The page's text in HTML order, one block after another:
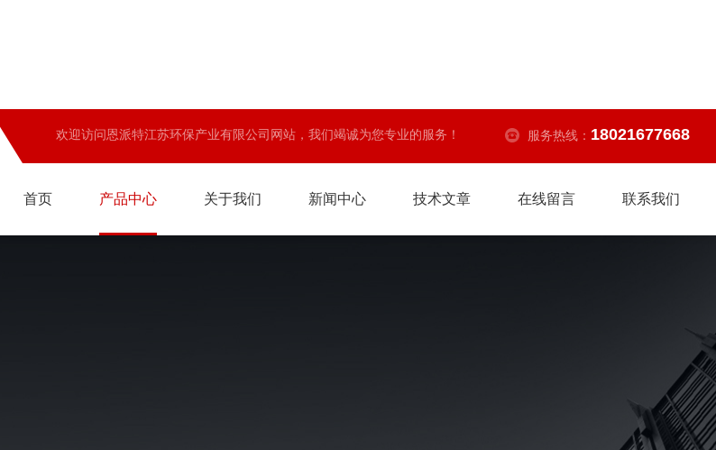
欢迎访问恩派特江苏环保产业有限公司网站，我们竭诚为您专业的服务！ 服务热线： 18021677668
首页 产品中心 关于我们 新闻中心 技术文章 在线留言 联系我们